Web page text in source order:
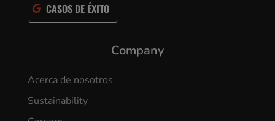
CASOS DE ÉXITO
Company
Acerca de nosotros
Sustainability